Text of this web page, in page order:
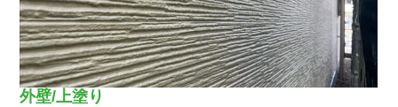
外壁/上塗り